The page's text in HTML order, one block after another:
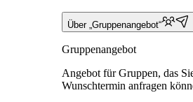
Über „Gruppenangebot“
Gruppenangebot
Angebot für Gruppen, das
Wunschtermin anfragen